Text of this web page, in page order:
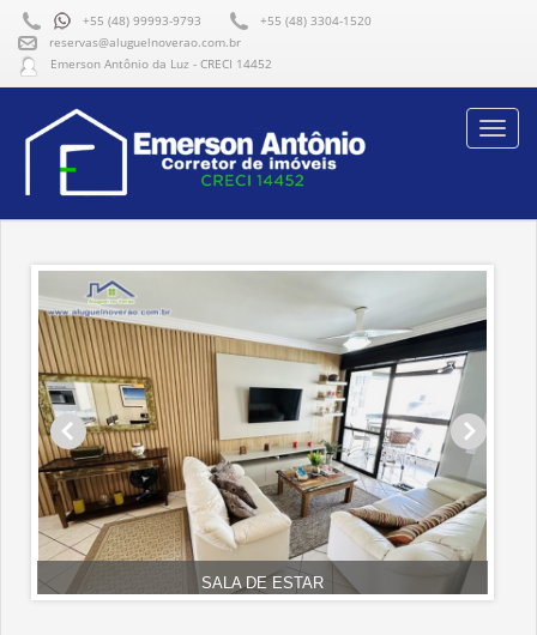
+55 (48) 99993-9793
+55 (48) 3304-1520
reservas@aluguelnoverao.com.br
Emerson Antônio da Luz - CRECI 14452
SALA DE ESTAR